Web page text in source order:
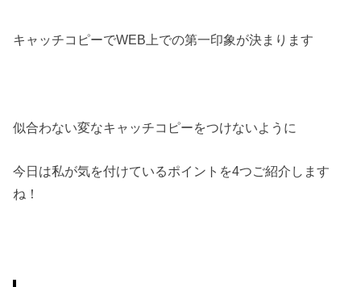
キャッチコピーでWEB上での第一印象が決まります
似合わない変なキャッチコピーをつけないように
今日は私が気を付けているポイントを4つご紹介します
ね！